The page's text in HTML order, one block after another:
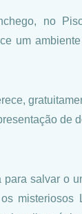
no
um
de
salvar o
misteriosos